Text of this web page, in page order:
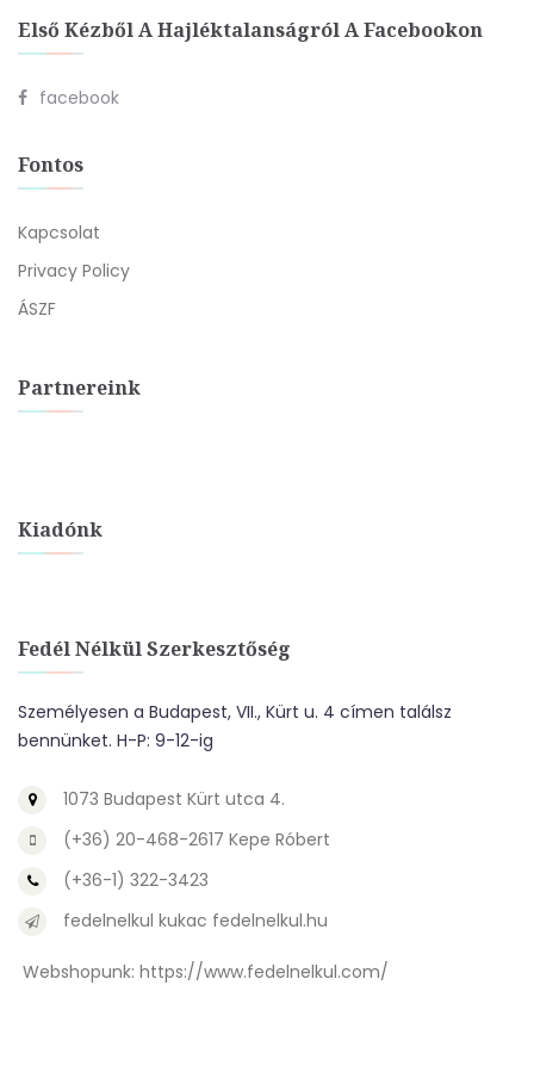
Első Kézből A Hajléktalanságról A Facebookon
facebook
Fontos
Kapcsolat
Privacy Policy
ÁSZF
Partnereink
Kiadónk
Fedél Nélkül Szerkesztőség
Személyesen a Budapest, VII., Kürt u. 4 címen találsz
bennünket. H-P: 9-12-ig
1073 Budapest Kürt utca 4.
(+36) 20-468-2617 Kepe Róbert
(+36-1) 322-3423
fedelnelkul kukac fedelnelkul.hu
Webshopunk: https://www.fedelnelkul.com/